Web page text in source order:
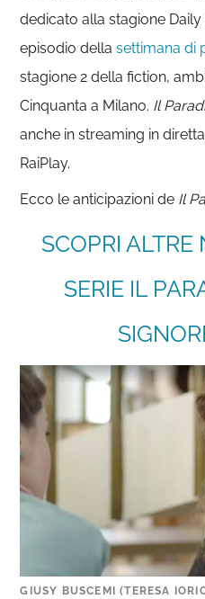
dedicato alla stagione
episodio dellasettimana di
stagione 2 della fiction,
Cinquanta a Milano. Il
anche in streaming in
RaiPlay.
Ecco le anticipazioni de Il
SCOPRI
SERIE IL
GIUSY BUSCEMI (TERESA